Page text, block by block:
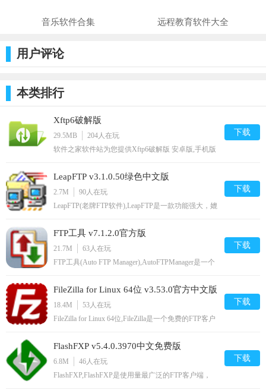
音乐软件合集 远程教育软件大全
用户评论
本类排行
Xftp6破解版
29.5MB 204 人在玩
软件之家软件站为您提供Xftp6破解版 安卓版,手机版
下载
LeapFTP v3.1.0.50绿色中文版
2.7M 90 人在玩
LeapFTP(老牌FTP软件),LeapFTP是一款功能强大，媲
下载。
下载
FTP工具 v7.1.2.0官方版
21.7M 63 人在玩
FTP工具(Auto FTP Manager),AutoFTPManager是一个
使用AutoFTPManager在FTP服务器上轻松的管理文
件,您可以免费下载。
下载
FileZilla for Linux 64位 v3.53.0官方中文版
18.4M 53 人在玩
FileZilla for Linux 64位,FileZilla是一个免费的FTP客户
本中作者改进了手动下载的界面和功能等。总的来说
是一款优秀的免费软件,您可以免费下载。
下载
FlashFXP v5.4.0.3970中文免费版
6.8M 46 人在玩
FlashFXP,FlashFXP是使用量最广泛的FTP客户端，
下载